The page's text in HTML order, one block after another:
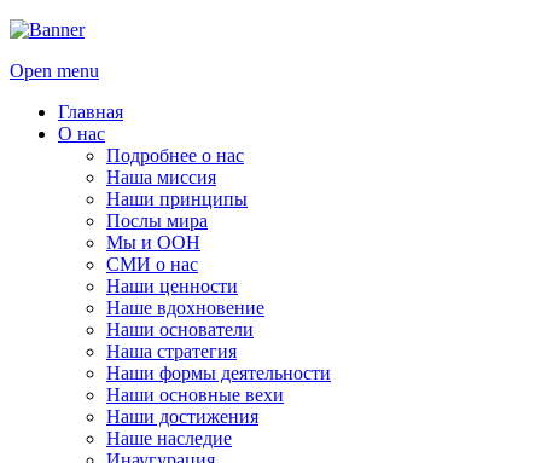
Open menu
Главная
О нас
Подробнее о нас
Наша миссия
Наши принципы
Послы мира
Мы и ООН
СМИ о нас
Наши ценности
Наше вдохновение
Наши основатели
Наша стратегия
Наши формы деятельности
Наши основные вехи
Наши достижения
Наше наследие